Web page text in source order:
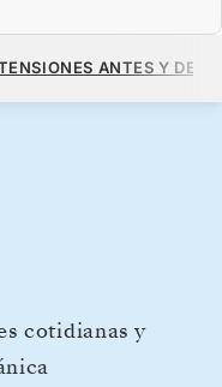
ANTES Y
cotidianas y